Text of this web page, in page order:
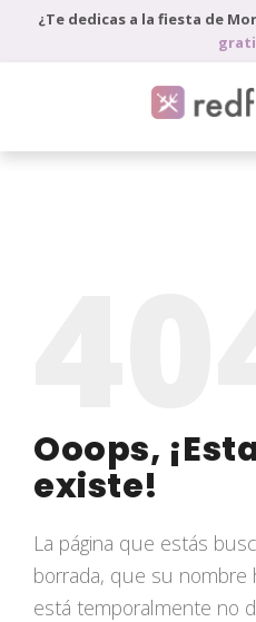
¿Te dedicas a la fiesta de
Ooops,
existe!
La página que estás
borrada, que su nombre
está temporalmente no